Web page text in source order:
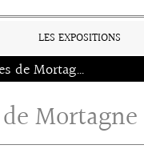
LES EXPOSITIONS
Les Musicales de Mortagne
Mortagne